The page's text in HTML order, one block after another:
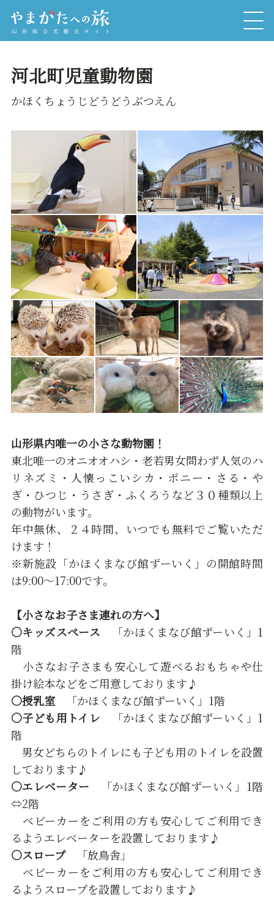
河北町児童動物園
かほくちょうじどうどうぶつえん
山形県内唯一の小さな動物園！
東北唯一のオニオオハシ・老若男女問わず人気のハ
リネズミ・人懐っこいシカ・ポニー・さる・や
ぎ・ひつじ・うさぎ・ふくろうなど３０種類以上
の動物がいます。
年中無休、２４時間、いつでも無料でご覧いただ
けます！
※新施設「かほくまなび館ずーいく」の開館時間
は9:00～17:00です。
【小さなお子さま連れの方へ】
○キッズスペース 「かほくまなび館ずーいく」1
階
小さなお子さまも安心して遊べるおもちゃや仕
掛け絵本などをご用意しております♪
○授乳室「かほくまなび館ずーいく」1階
○子ども用トイレ 「かほくまなび館ずーいく」1
階
男女どちらのトイレにも子ども用のトイレを設置
しております♪
○エレベーター 「かほくまなび館ずーいく」1階
⇔2階
ベビーカーをご利用の方も安心してご利用でき
るようエレベーターを設置しております♪
○スロープ「放鳥舎」
ベビーカーをご利用の方も安心してご利用でき
るようスロープを設置しております♪